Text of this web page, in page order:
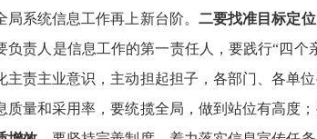
系统信息工作再上新台阶。 二要找准目标定
责人是信息工作的第一责任人，要践行“四
责主业意识，主动担起担子，各部门、各单
量和采用率，要统揽全局，做到站位有高度